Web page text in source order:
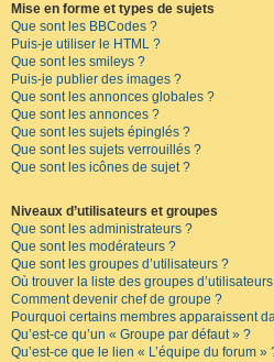
Mise en forme et types de sujets
Que sont les BBCodes ?
Puis-je utiliser le HTML ?
Que sont les smileys ?
Puis-je publier des images ?
Que sont les annonces globales ?
Que sont les annonces ?
Que sont les sujets épinglés ?
Que sont les sujets verrouillés ?
Que sont les icônes de sujet ?
Niveaux d’utilisateurs et groupes
Que sont les administrateurs ?
Que sont les modérateurs ?
Que sont les groupes d’utilisateurs ?
Où trouver la liste des groupes
Comment devenir chef de groupe ?
Pourquoi certains membres apparaissent
Qu’est-ce qu’un « Groupe par défaut » ?
Qu’est-ce que le lien « L’équipe du forum »